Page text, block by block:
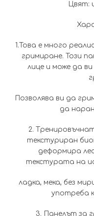
Цвят:
1.Това е много
гримиране. Този
лице и може да
Позволява ви да
да
2.
текстуриран
деформира
текстурата на
ладка, мека, без
употреба
3. Панелът за